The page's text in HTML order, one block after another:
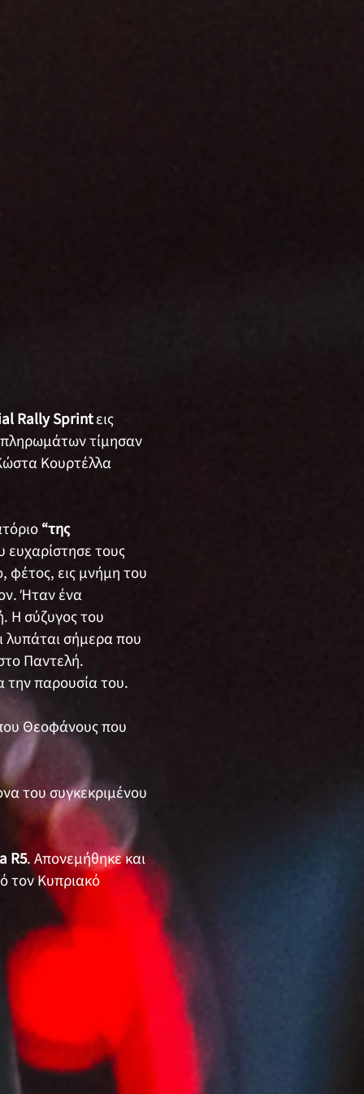
Rally Sprintεις
τίμησαν
Κουρτέλλα
“της
ευχαρίστησε τους
φέτος, εις μνήμη του
Ήταν ένα
Η σύζυγος του
λυπάται σήμερα που
Παντελή.
την παρουσία του.
Θεοφάνους που
του συγκεκριμένου
R5. Απονεμήθηκε και
τον Κυπριακό